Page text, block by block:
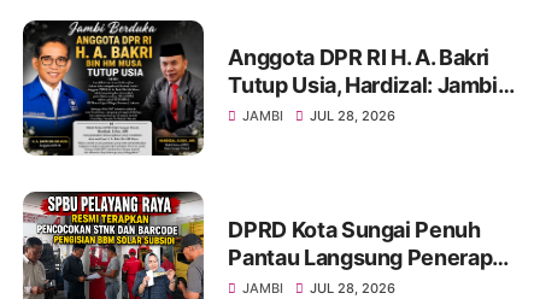
Anggota DPR RI H. A. Bakri
Tutup Usia, Hardizal: Jambi
Kehilangan Salah Satu Putra
JAMBI JUL 28, 2026
DPRD Kota Sungai Penuh
Pantau Langsung Penerapan
Pencocokan STNK di SPBU
JAMBI JUL 28, 2026